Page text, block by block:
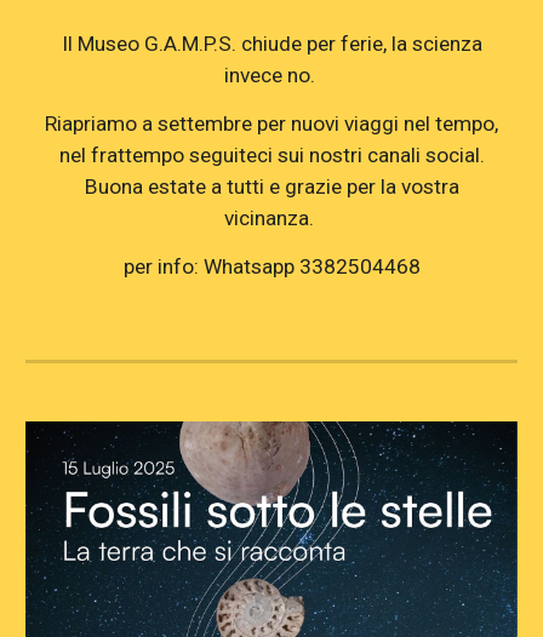
Il Museo G.A.M.P.S. chiude per ferie, la scienza
invece no.
Riapriamo a settembre per nuovi viaggi nel tempo,
nel frattempo seguiteci sui nostri canali social.
Buona estate a tutti e grazie per la vostra
vicinanza.
per info: Whatsapp 3382504468